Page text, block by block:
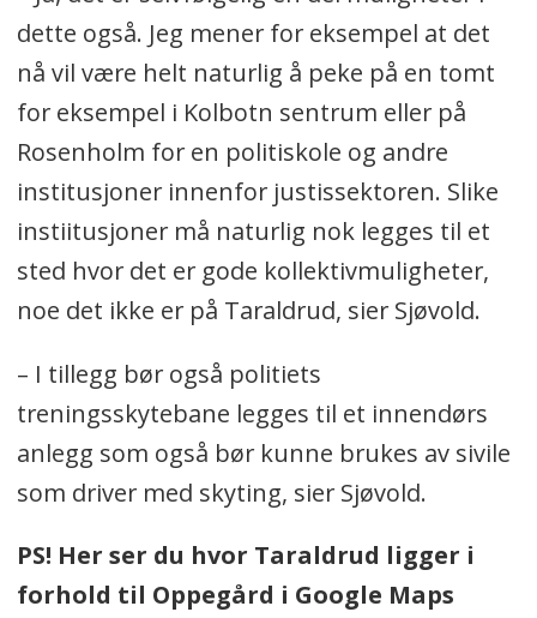
dette også. Jeg mener for eksempel at det
nå vil være helt naturlig å peke på en tomt
for eksempel i Kolbotn sentrum eller på
Rosenholm for en politiskole og andre
institusjoner innenfor justissektoren. Slike
instiitusjoner må naturlig nok legges til et
sted hvor det er gode kollektivmuligheter,
noe det ikke er på Taraldrud, sier Sjøvold.
– I tillegg bør også politiets
treningsskytebane legges til et innendørs
anlegg som også bør kunne brukes av sivile
som driver med skyting, sier Sjøvold.
PS! Her ser du hvor Taraldrud ligger i
forhold til Oppegård i Google Maps